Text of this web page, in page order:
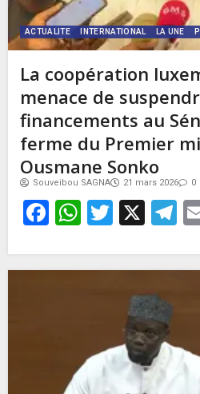
ACTUALITE INTERNATIONAL LA UNE
La coopération
menace de
financements au
ferme du Premier
Ousmane Sonko
Souveibou SAGNA 21 mars 2026 0
Facebook
X